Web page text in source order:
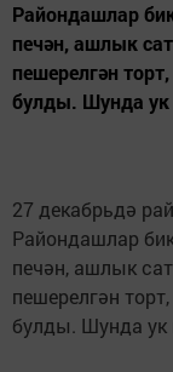
Райондашлар
печән, ашлык
пешерелгән
булды. Шунда
27 декабрьдә
Райондашлар
печән, ашлык
пешерелгән
булды. Шунда